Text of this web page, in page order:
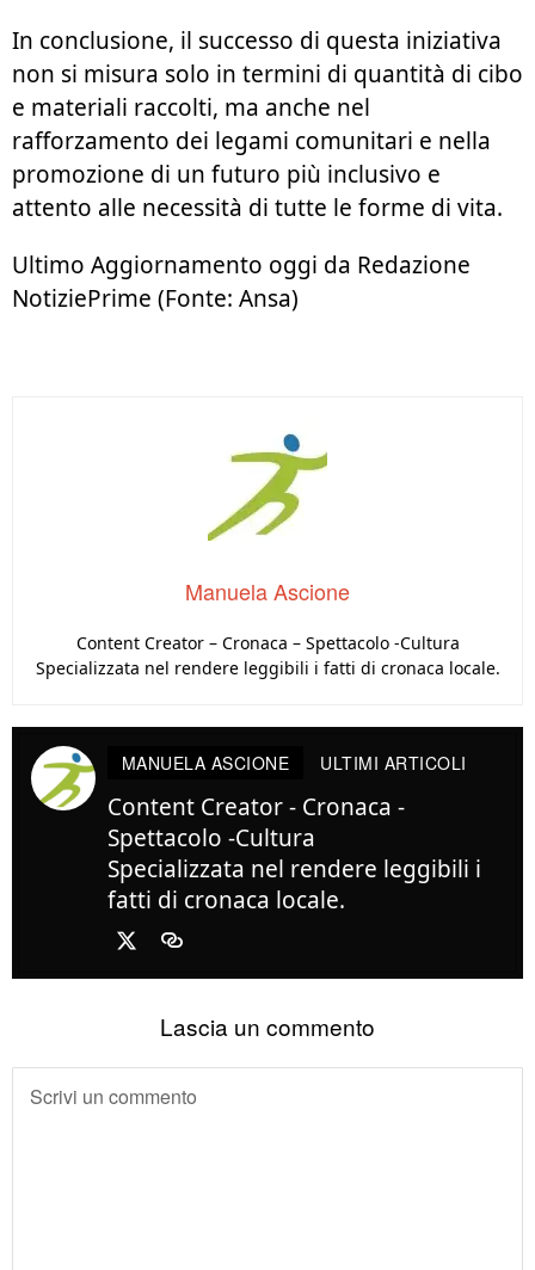
In conclusione, il successo di questa iniziativa
non si misura solo in termini di quantità di cibo
e materiali raccolti, ma anche nel
rafforzamento dei legami comunitari e nella
promozione di un futuro più inclusivo e
attento alle necessità di tutte le forme di vita.
Ultimo Aggiornamento oggi da Redazione
NotiziePrime (Fonte: Ansa)
Manuela Ascione
Content Creator – Cronaca – Spettacolo -Cultura
Specializzata nel rendere leggibili i fatti di cronaca locale.
MANUELA ASCIONE ULTIMI ARTICOLI
Content Creator - Cronaca -
Spettacolo -Cultura
Specializzata nel rendere leggibili i
fatti di cronaca locale.
Lascia un commento